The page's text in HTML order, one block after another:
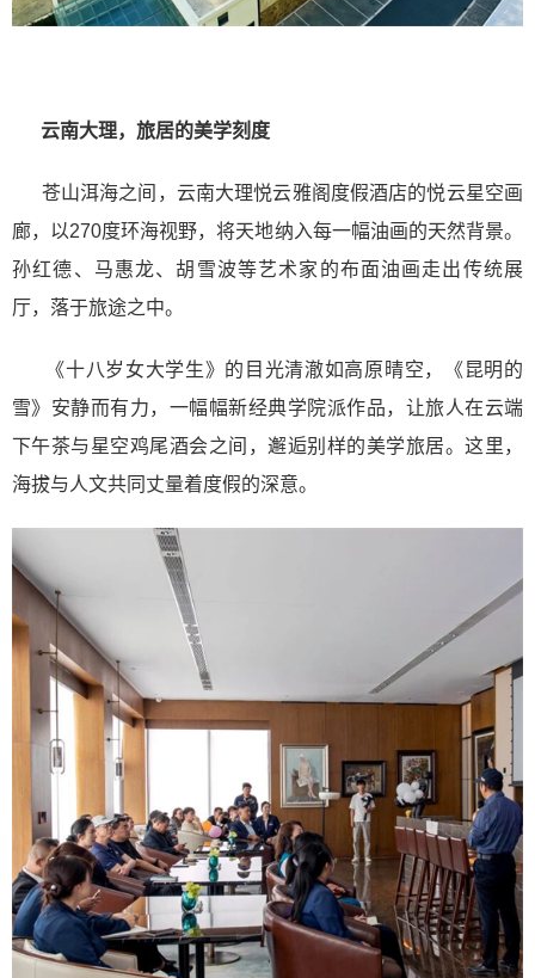
云南大理，旅居的美学刻度
苍山洱海之间，云南大理悦云雅阁度假酒店的悦云星空画
廊，以270度环海视野，将天地纳入每一幅油画的天然背景。
孙红德、马惠龙、胡雪波等艺术家的布面油画走出传统展
厅，落于旅途之中。
《十八岁女大学生》的目光清澈如高原晴空，《昆明的
雪》安静而有力，一幅幅新经典学院派作品，让旅人在云端
下午茶与星空鸡尾酒会之间，邂逅别样的美学旅居。这里，
海拔与人文共同丈量着度假的深意。